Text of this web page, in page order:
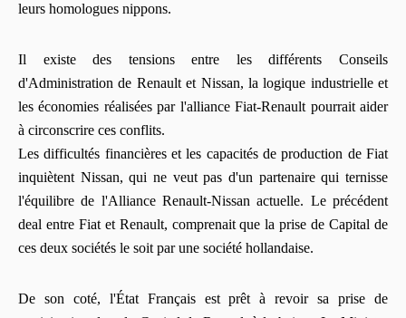
leurs homologues nippons.
Il existe des tensions entre les différents Conseils
d'Administration de Renault et Nissan, la logique industrielle et
les économies réalisées par l'alliance Fiat-Renault pourrait aider
à circonscrire ces conflits.
Les difficultés financières et les capacités de production de Fiat
inquiètent Nissan, qui ne veut pas d'un partenaire qui ternisse
l'équilibre de l'Alliance Renault-Nissan actuelle. Le précédent
deal entre Fiat et Renault, comprenait que la prise de Capital de
ces deux sociétés le soit par une société hollandaise.
De son coté, l'État Français est prêt à revoir sa prise de